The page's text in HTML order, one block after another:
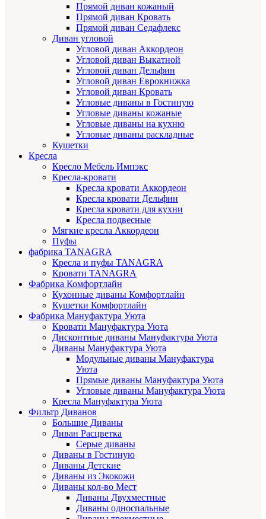
Прямой диван кожаный
Прямой диван Кровать
Прямой диван Седафлекс
Диван угловой
Угловой диван Аккордеон
Угловой диван Выкатной
Угловой диван Дельфин
Угловой диван Еврокнижка
Угловой диван Кровать
Угловые диваны в Гостиную
Угловые диваны кожаные
Угловые диваны на кухню
Угловые диваны раскладные
Кушетки
Кресла
Кресло Мебель Импэкс
Кресла-кровати
Кресла кровати Аккордеон
Кресла кровати Дельфин
Кресла кровати для кухни
Кресла подвесные
Мягкие кресла Аккордеон
Пуфы
фабрика TANAGRA
Кресла и пуфы TANAGRA
Кровати TANAGRA
Фабрика Комфортлайн
Кухонные диваны Комфортлайн
Кушетки Комфортлайн
Фабрика Мануфактура Уюта
Кровати Мануфактура Уюта
Дисконтные диваны Мануфактура Уюта
Диваны Мануфактура Уюта
Модульные диваны Мануфактура
Уюта
Прямые диваны Мануфактура Уюта
Угловые диваны Мануфактура Уюта
Кресла Мануфактура Уюта
Фильтр Диванов
Большие Диваны
Диван Расцветка
Серые диваны
Диваны в Гостиную
Диваны Детские
Диваны из Экокожи
Диваны кол-во Мест
Диваны Двухместные
Диваны односпальные